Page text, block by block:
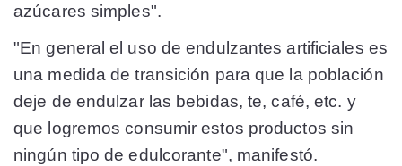
azúcares simples".
"En general el uso de endulzantes artificiales es
una medida de transición para que la población
deje de endulzar las bebidas, te, café, etc. y
que logremos consumir estos productos sin
ningún tipo de edulcorante", manifestó.